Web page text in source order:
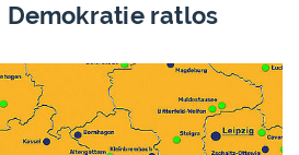
ratlos